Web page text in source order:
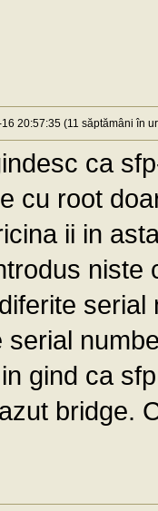
20:57:35 (11 săptămâni în
ca
cu root
ii in
niste
serial
serial
gind ca
bridge.